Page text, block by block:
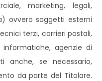
marketing, legali,
ovvero soggetti esterni
terzi, corrieri postali,
agenzie di
anche, se necessario,
da parte del Titolare.